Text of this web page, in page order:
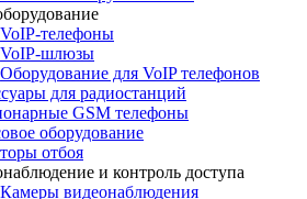
VoIP-телефоны
VoIP-шлюзы
Оборудование для VoIP телефонов
для радиостанций
GSM телефоны
оборудование
отбоя
и контроль доступа
Камеры видеонаблюдения